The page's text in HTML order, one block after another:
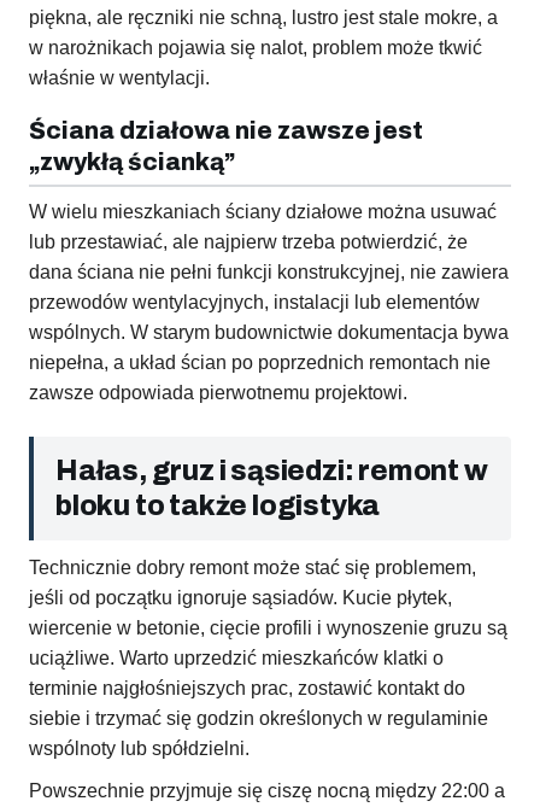
piękna, ale ręczniki nie schną, lustro jest stale mokre, a
w narożnikach pojawia się nalot, problem może tkwić
właśnie w wentylacji.
Ściana działowa nie zawsze jest
„zwykłą ścianką”
W wielu mieszkaniach ściany działowe można usuwać
lub przestawiać, ale najpierw trzeba potwierdzić, że
dana ściana nie pełni funkcji konstrukcyjnej, nie zawiera
przewodów wentylacyjnych, instalacji lub elementów
wspólnych. W starym budownictwie dokumentacja bywa
niepełna, a układ ścian po poprzednich remontach nie
zawsze odpowiada pierwotnemu projektowi.
Hałas, gruz i sąsiedzi: remont w
bloku to także logistyka
Technicznie dobry remont może stać się problemem,
jeśli od początku ignoruje sąsiadów. Kucie płytek,
wiercenie w betonie, cięcie profili i wynoszenie gruzu są
uciążliwe. Warto uprzedzić mieszkańców klatki o
terminie najgłośniejszych prac, zostawić kontakt do
siebie i trzymać się godzin określonych w regulaminie
wspólnoty lub spółdzielni.
Powszechnie przyjmuje się ciszę nocną między 22:00 a